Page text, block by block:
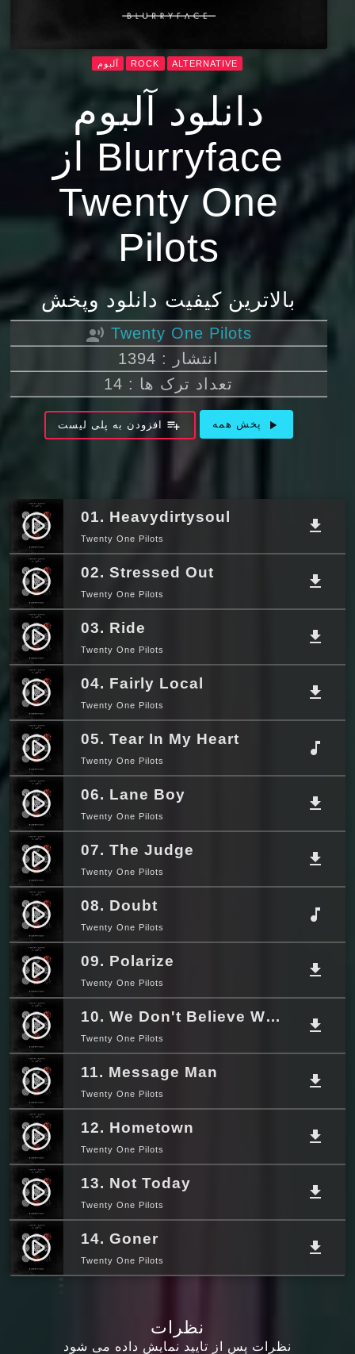
ALTERNATIVE
ROCK آلبوم
دانلود آلبوم
Blurryface از
Twenty One
Pilots
بالاترین کیفیت دانلود وپخش
record_voice_over Twenty One Pilots
انتشار : 1394
تعداد ترک ها : 14
play_arrow پخش همه playlist_add افزودن به پلی لیست
play_circle_filled 01. Heavydirtysoul
Twenty One Pilots
file_download
play_circle_filled 02. Stressed Out
Twenty One Pilots
file_download
play_circle_filled 03. Ride
Twenty One Pilots
file_download
play_circle_filled 04. Fairly Local
Twenty One Pilots
file_download
play_circle_filled 05. Tear In My Heart
Twenty One Pilots
music_note
play_circle_filled 06. Lane Boy
Twenty One Pilots
file_download
play_circle_filled 07. The Judge
Twenty One Pilots
file_download
play_circle_filled 08. Doubt
Twenty One Pilots
music_note
play_circle_filled 09. Polarize
Twenty One Pilots
file_download
play_circle_filled 10. We Don't Believe What's On TV
Twenty One Pilots
file_download
play_circle_filled 11. Message Man
Twenty One Pilots
file_download
play_circle_filled 12. Hometown
Twenty One Pilots
file_download
play_circle_filled 13. Not Today
Twenty One Pilots
file_download
play_circle_filled 14. Goner
Twenty One Pilots
file_download
نظرات
نظرات پس از تایید نمایش داده می شود